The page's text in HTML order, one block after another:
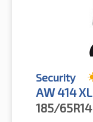
Security
AW 414 XL
185/65R14